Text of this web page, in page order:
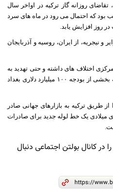
روزانه گاز ترکیه در اواخر سال
میلیون مترمکعب بود که احتمال می رود در ماه های سرد
.
و نیجریه، از ایران، روسیه و آذربایجان
اختلاف های داشته و حتی تهدید به
جدایی از عراق کرده است اما هنوز به بخشی از بودجه ١٠٠ میلیارد دلاری بغداد
طریق ترکیه به بازارهای جهانی صادر
میلادی یک خط لوله جدید برای صادرات
در کانال بولتن اجتماعی دنبال